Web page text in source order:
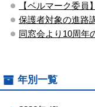
【ベルマーク委員
保護者対象の進路
同窓会より10周年
年別一覧